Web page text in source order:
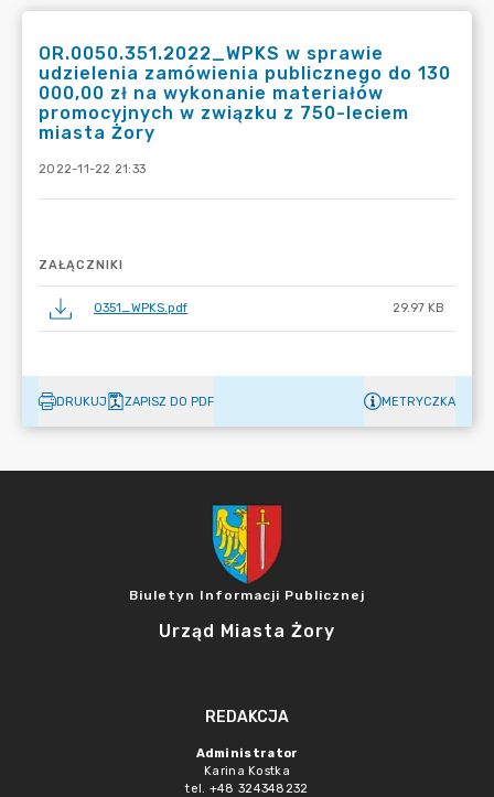
OR.0050.351.2022_WPKS w sprawie
udzielenia zamówienia publicznego do 130
000,00 zł na wykonanie materiałów
promocyjnych w związku z 750-leciem
miasta Żory
2022-11-22 21:33
ZAŁĄCZNIKI
0351_WPKS.pdf 29.97 KB
DRUKUJ ZAPISZ DO PDF METRYCZKA
Biuletyn Informacji Publicznej
Urząd Miasta Żory
REDAKCJA
Administrator
Karina Kostka
tel. +48 324348232